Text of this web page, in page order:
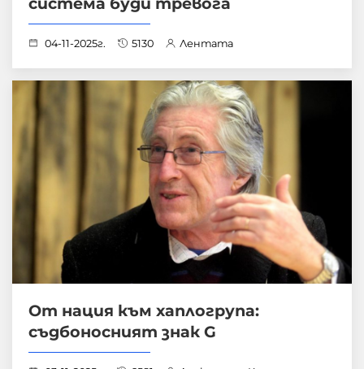
04-11-2025г. 5130 Лентата
От нация към хаплогрупа:
съдбоносният знак G